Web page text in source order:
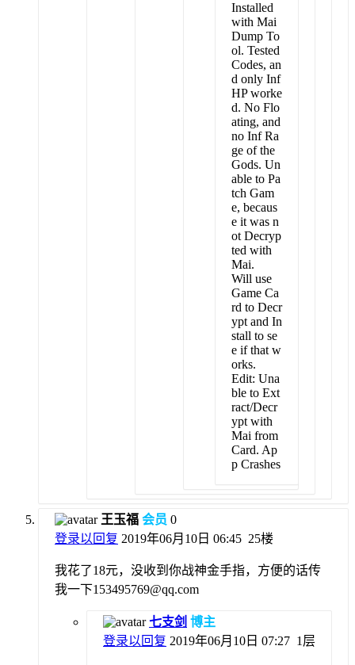
Installed
with Mai
Dump To
ol. Tested
Codes, an
d only Inf
HP worke
d. No Flo
ating, and
no Inf Ra
ge of the
Gods. Un
able to Pa
tch Gam
e, becaus
e it was n
ot Decryp
ted with
Mai.
Will use
Game Ca
rd to Decr
ypt and In
stall to se
e if that w
orks.
Edit: Una
ble to Ext
ract/Decr
ypt with
Mai from
Card. Ap
p Crashes
王玉福 会员 0
登录以回复 2019年06月10日 06:45 25楼
我花了18元，没收到你战神金手指，方便的话传
我一下153495769@qq.com
七支剑 博主
登录以回复 2019年06月10日 07:27 1层